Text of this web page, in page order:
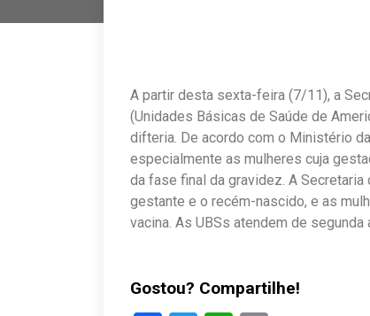
A partir desta sexta-feira (7/11), a
(Unidades Básicas de Saúde de
difteria. De acordo com o Ministério
especialmente as mulheres cuja
da fase final da gravidez. A
gestante e o recém-nascido, e as
vacina. As UBSs atendem de
Gostou? Compartilhe!